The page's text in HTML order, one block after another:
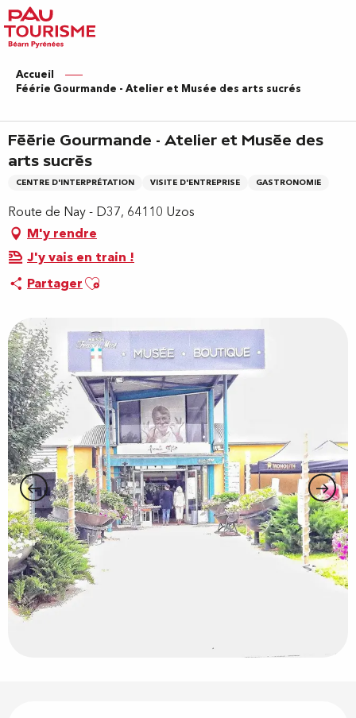
Aller
au
contenu
principal
Accueil
Féérie Gourmande - Atelier et Musée des arts sucrés
Féérie Gourmande - Atelier et Musée des
arts sucrés
CENTRE D'INTERPRÉTATION VISITE D'ENTREPRISE GASTRONOMIE
Route de Nay - D37, 64110 Uzos
M'y rendre
J'y vais en train !
PartagerAjouter aux favoris